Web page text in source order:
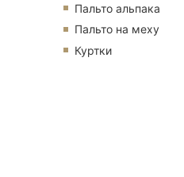
Пальто альпака
Пальто на меху
Куртки